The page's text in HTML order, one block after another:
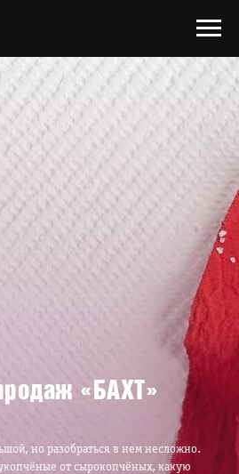
«БАХТ»
но разобраться в нем несложно.
от сырокопчёных, какую